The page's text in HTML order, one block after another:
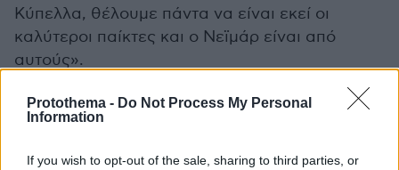
Protothema - Do Not Process My Personal
Information
If you wish to opt-out of the sale, sharing to third parties, or
Κύπελλα, θέλουμε πάντα να είναι εκεί οι
καλύτεροι παίκτες και ο Νεϊμάρ είναι από
αυτούς».
Ακολουθήστε το